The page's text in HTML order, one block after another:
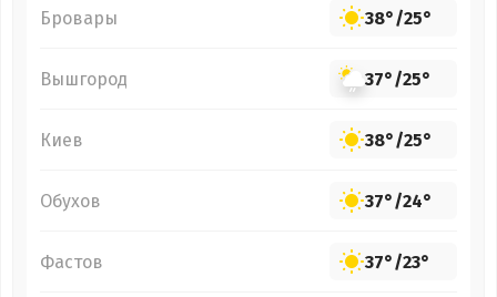
Бровары 38°/25°
Вышгород 37°/25°
Киев 38°/25°
Обухов 37°/24°
Фастов 37°/23°